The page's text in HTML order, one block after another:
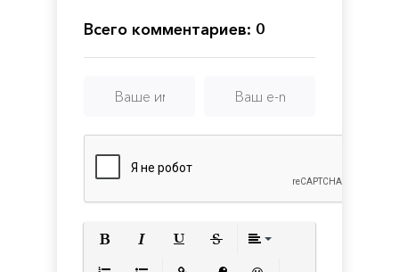
Всего комментариев: 0